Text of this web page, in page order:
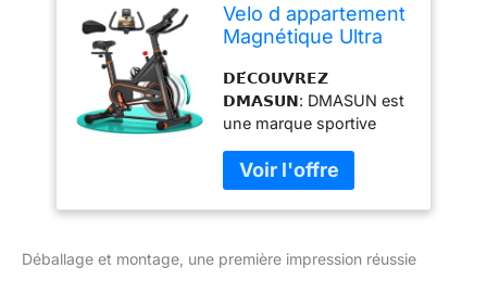
Velo d appartement
Magnétique Ultra
DMASUN Vélo
d'Intérieur avec
Écran LCD,
Résistance
Ajustable, Pour
Cardio à Domicile,
Sûr et stable,
(Housse de Selle
𝗗𝗘́𝗖𝗢𝗨𝗩𝗥𝗘𝗭
𝗗𝗠𝗔𝗦𝗨𝗡: DMASUN est
une marque sportive
intègre parfaitement la
conception, la
production, la vente et le
sportifs. Forts de plus de
Déballage et montage, une première impression réussie